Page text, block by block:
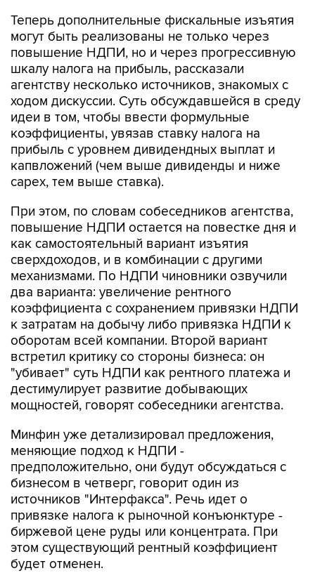
Теперь дополнительные фискальные изъятия
могут быть реализованы не только через
повышение НДПИ, но и через прогрессивную
шкалу налога на прибыль, рассказали
агентству несколько источников, знакомых с
ходом дискуссии. Суть обсуждавшейся в среду
идеи в том, чтобы ввести формульные
коэффициенты, увязав ставку налога на
прибыль с уровнем дивидендных выплат и
капвложений (чем выше дивиденды и ниже
capex, тем выше ставка).
При этом, по словам собеседников агентства,
повышение НДПИ остается на повестке дня и
как самостоятельный вариант изъятия
сверхдоходов, и в комбинации с другими
механизмами. По НДПИ чиновники озвучили
два варианта: увеличение рентного
коэффициента с сохранением привязки НДПИ
к затратам на добычу либо привязка НДПИ к
оборотам всей компании. Второй вариант
встретил критику со стороны бизнеса: он
"убивает" суть НДПИ как рентного платежа и
дестимулирует развитие добывающих
мощностей, говорят собеседники агентства.
Минфин уже детализировал предложения,
меняющие подход к НДПИ -
предположительно, они будут обсуждаться с
бизнесом в четверг, говорит один из
источников "Интерфакса". Речь идет о
привязке налога к рыночной конъюнктуре -
биржевой цене руды или концентрата. При
этом существующий рентный коэффициент
будет отменен.